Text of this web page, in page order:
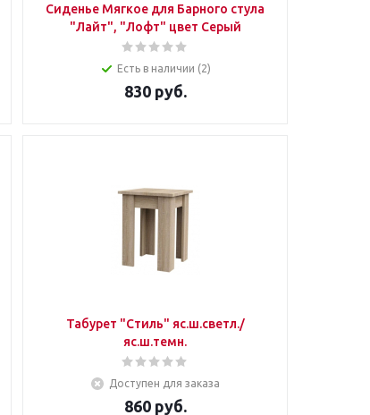
Сиденье Мягкое для Барного стула
"Лайт", "Лофт" цвет Серый
Есть в наличии (2)
830руб.
Табурет "Стиль" яс.ш.светл./
яс.ш.темн.
Доступен для заказа
860руб.